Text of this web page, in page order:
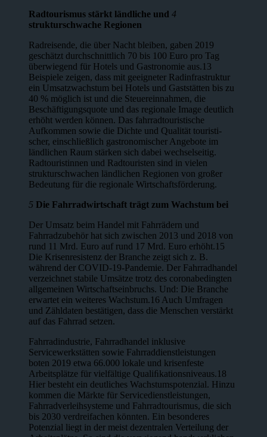
Radtourismus stärkt ländliche und 4
strukturschwache Regionen
Radreisende, die über Nacht bleiben, gaben 2019
geschätzt durchschnittlich 70 bis 100 Euro pro Tag
überwiegend für Hotels und Gastronomie aus.13
Beispiele zeigen, dass mit geeigneter Radinfrastruktur
ein Umsatzwachstum bei Hotels und Gaststätten bis zu
40 % möglich ist und die Steuereinnahmen, die
Beschäf­tigungsquote und das regionale Image deutlich
erhöht werden können. Das fahrradtouristische
Aufkommen sowie die Dichte und Qualität touristi­
scher, einschließlich gastronomischer Angebote im
ländlichen Raum stärken sich dabei wechselseitig.
Radtouristinnen und Radtouristen sind in vielen
strukturschwachen ländlichen Regionen von großer
Bedeutung für die regio­nale Wirtschaftsförderung.
5 Die Fahrradwirtschaft trägt zum Wachstum bei
Der Umsatz beim Handel mit Fahrrädern und
Fahrradzubehör hat sich zwi­schen 2013 und 2018 von
rund 11 Mrd. Euro auf rund 17 Mrd. Euro erhöht.15
Die Krisenresistenz der Branche zeigt sich z. B.
während der COVID-19-Pandemie. Der Fahrradhandel
verzeichnet stabile Umsätze trotz des coronabedingten
allgemeinen Wirtschaftseinbruchs. Und: Die Branche
erwartet ein weiteres Wachstum.16 Auch Umfragen
und Zähldaten bestätigen, dass die Menschen verstärkt
auf das Fahrrad setzen.
Fahrradindustrie, Fahrradhandel inklusive
Servicewerkstätten sowie Fahrrad­dienstleistungen
boten 2019 etwa 66.000 lokale und krisenfeste
Arbeitsplätze für vielfältige Qualiﬁkationsniveaus.18
Hier besteht ein deutliches Wachstums­potenzial. Hinzu
kommen die Märkte für Servicedienstleistungen,
Fahrradver­leihsysteme und Fahrradtourismus, die sich
bis 2030 verdreifachen könnten. Ein besonderes
Potenzial liegt in der meist dezentralen Verteilung der